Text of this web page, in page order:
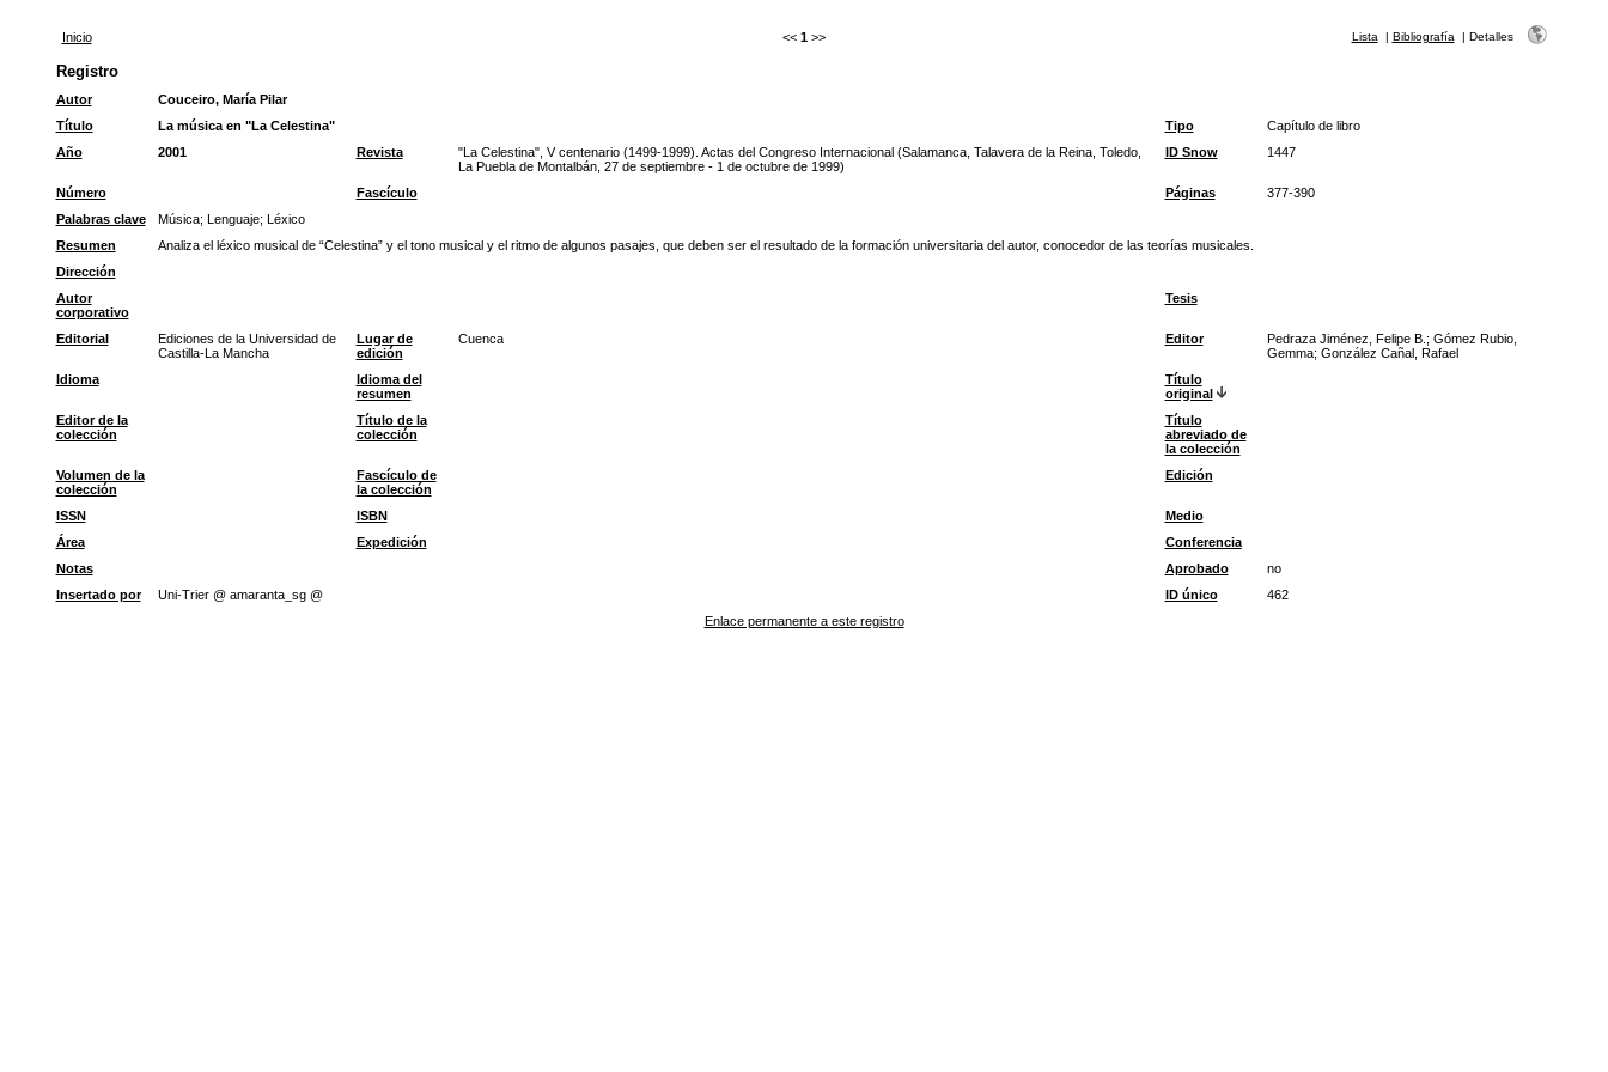
Inicio << 1 >> Lista | Bibliografía | Detalles
Registro
Autor
Couceiro, María Pilar
Título
La música en "La Celestina" Tipo
Capítulo de libro
Año
2001 Revista
"La Celestina", V centenario (1499-1999). Actas del Congreso Internacional (Salamanca, Talavera de la Reina, Toledo,
La Puebla de Montalbán, 27 de septiembre - 1 de octubre de 1999)
ID Snow 1447
Número Fascículo Páginas
377-390
Palabras clave
Música; Lenguaje; Léxico
Resumen
Analiza el léxico musical de “Celestina” y el tono musical y el ritmo de algunos pasajes, que deben ser el resultado de la formación universitaria del autor, conocedor de las teorías musicales.
Dirección
Autor
corporativo
Tesis
Editorial
Ediciones de la Universidad de
Castilla-La Mancha
Lugar de
edición
Cuenca Editor
Pedraza Jiménez, Felipe B.; Gómez Rubio,
Gemma; González Cañal, Rafael
Idioma
Idioma del
resumen
Título
original
Editor de la
colección
Título de la
colección
Título
abreviado de
la colección
Volumen de la
colección
Fascículo de
la colección
Edición
ISSN ISBN
Medio
Área
Expedición
Conferencia
Notas
Aprobado
no
Insertado por
Uni-Trier @ amaranta_sg @ ID único
462
Enlace permanente a este registro